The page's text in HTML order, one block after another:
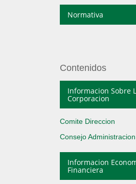
Normativa
Contenidos
Informacion Sobre
Corporacion
Comite Direccion
Consejo Administracion
Informacion
Financiera